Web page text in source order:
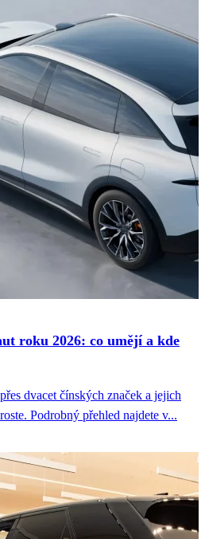
roku 2026: co umějí a kde
dvacet čínských značek a jejich
Podrobný přehled najdete v...